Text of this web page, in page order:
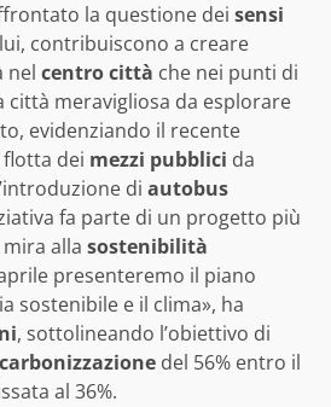
la questione dei sensi
contribuiscono a creare
nel centro città che nei punti di
città meravigliosa da esplorare
evidenziando il recente
dei mezzi pubblici da
di autobus
fa parte di un progetto più
mira alla sostenibilità
presenteremo il piano
sostenibile e il clima», ha
, sottolineando l’obiettivo di
del 56% entro il
al 36%.